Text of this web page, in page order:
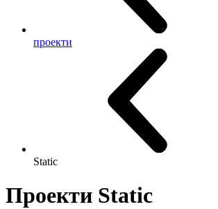
проекти
Static
Проекти Static